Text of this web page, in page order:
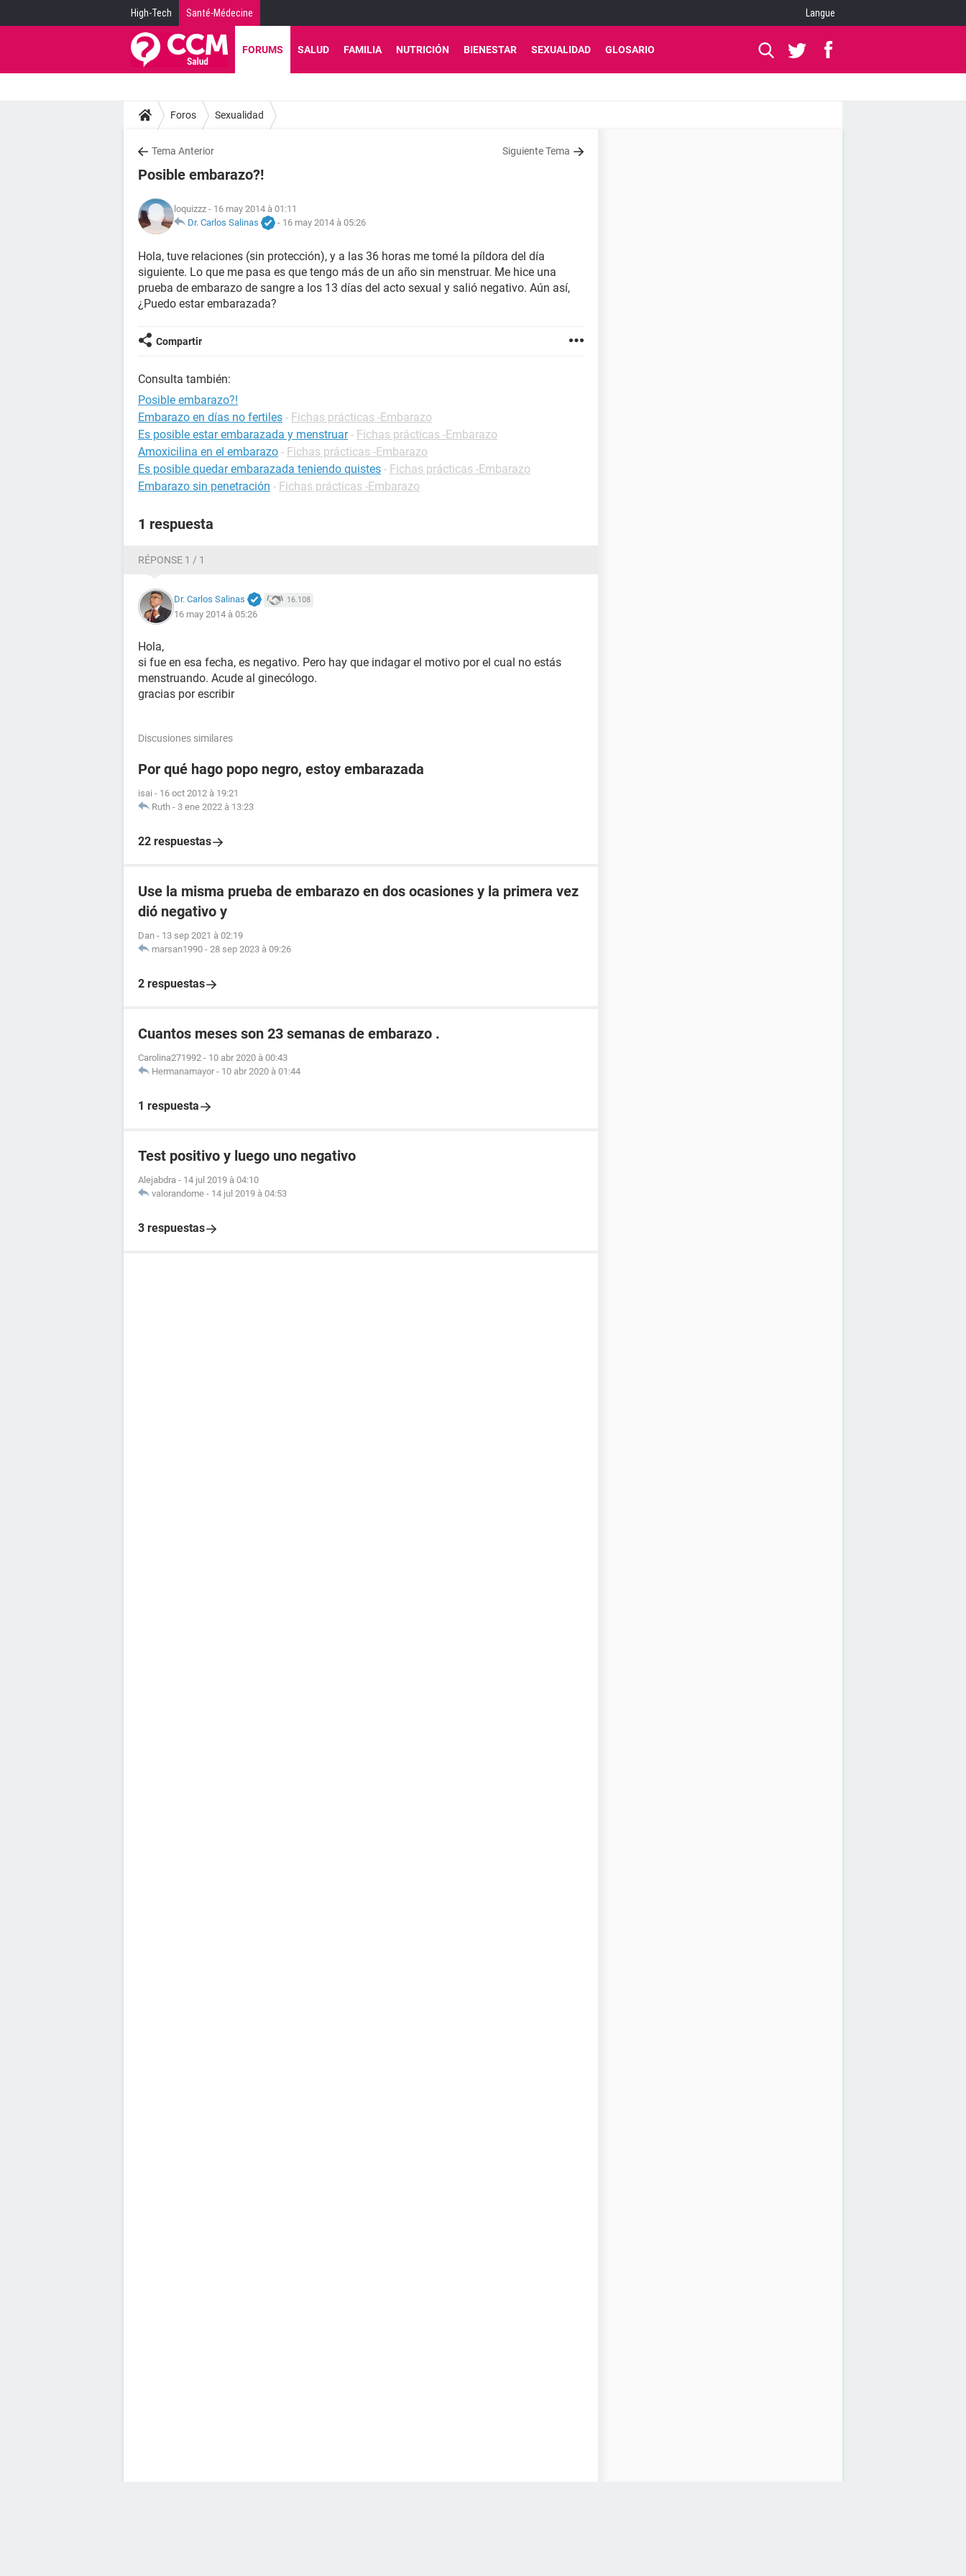
High-Tech Santé-Médecine Langue
FORUMS SALUD FAMILIA NUTRICIÓN BIENESTAR SEXUALIDAD GLOSARIO
Foros Sexualidad
Tema Anterior Siguiente Tema
Posible embarazo?!
loquizzz - 16 may 2014 à 01:11
Dr. Carlos Salinas
- 16 may 2014 à 05:26
Hola, tuve relaciones (sin protección), y a las 36 horas me tomé la píldora del día
siguiente. Lo que me pasa es que tengo más de un año sin menstruar. Me hice una
prueba de embarazo de sangre a los 13 días del acto sexual y salió negativo. Aún así,
¿Puedo estar embarazada?
Compartir
Consulta también:
Posible embarazo?!
Embarazo en días no fertiles - Fichas prácticas -Embarazo
Es posible estar embarazada y menstruar - Fichas prácticas -Embarazo
Amoxicilina en el embarazo - Fichas prácticas -Embarazo
Es posible quedar embarazada teniendo quistes - Fichas prácticas -Embarazo
Embarazo sin penetración - Fichas prácticas -Embarazo
1 respuesta
RÉPONSE 1 / 1
Dr. Carlos Salinas 16.108
16 may 2014 à 05:26
Hola,
si fue en esa fecha, es negativo. Pero hay que indagar el motivo por el cual no estás
menstruando. Acude al ginecólogo.
gracias por escribir
Discusiones similares
Por qué hago popo negro, estoy embarazada
isai - 16 oct 2012 à 19:21
Ruth - 3 ene 2022 à 13:23
22 respuestas
Use la misma prueba de embarazo en dos ocasiones y la primera vez
dió negativo y
Dan - 13 sep 2021 à 02:19
marsan1990 - 28 sep 2023 à 09:26
2 respuestas
Cuantos meses son 23 semanas de embarazo .
Carolina271992 - 10 abr 2020 à 00:43
Hermanamayor - 10 abr 2020 à 01:44
1 respuesta
Test positivo y luego uno negativo
Alejabdra - 14 jul 2019 à 04:10
valorandome - 14 jul 2019 à 04:53
3 respuestas